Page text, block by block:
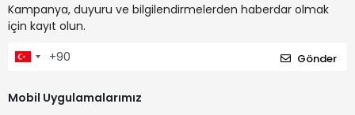
Kampanya, duyuru ve bilgilendirmelerden haberdar olmak
için kayıt olun.
Gönder
Mobil Uygulamalarımız